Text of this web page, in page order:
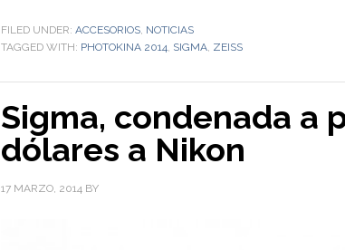
FILED UNDER: ACCESORIOS, NOTICIAS
TAGGED WITH: PHOTOKINA 2014, SIGMA, ZEISS
Sigma, condenada a
dólares a Nikon
17 MARZO, 2014 BY